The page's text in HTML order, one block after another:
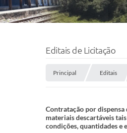
Editais de Licitação
Principal Editais
Contratação por
materiais descartáveis
condições, quantidades e